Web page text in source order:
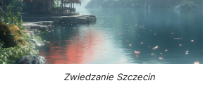
Zwiedzanie Szczecin